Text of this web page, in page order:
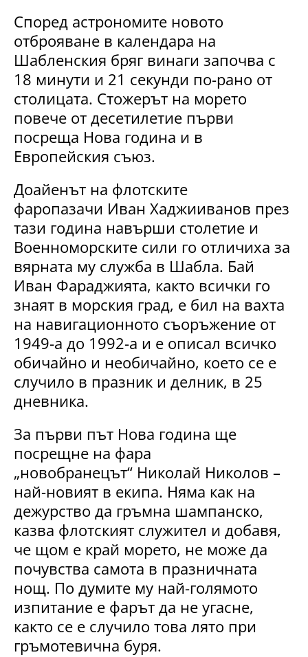
Според астрономите новото
отброяване в календара на
Шабленския бряг винаги започва с
18 минути и 21 секунди по-рано от
столицата. Стожерът на морето
повече от десетилетие първи
посреща Нова година и в
Европейския съюз.
Доайенът на флотските
фаропазачи Иван Хаджииванов през
тази година навърши столетие и
Военноморските сили го отличиха за
вярната му служба в Шабла. Бай
Иван Фараджията, както всички го
знаят в морския град, е бил на вахта
на навигационното съоръжение от
1949-а до 1992-а и е описал всичко
обичайно и необичайно, което се е
случило в празник и делник, в 25
дневника.
За първи път Нова година ще
посрещне на фара
„новобранецът“ Николай Николов –
най-новият в екипа. Няма как на
дежурство да гръмна шампанско,
казва флотският служител и добавя,
че щом е край морето, не може да
почувства самота в празничната
нощ. По думите му най-голямото
изпитание е фарът да не угасне,
както се е случило това лято при
гръмотевична буря.